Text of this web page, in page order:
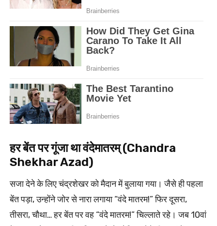
हर बेंत पर गूंजा था वंदेमातरम् (Chandra
Shekhar Azad)
सजा देने के लिए चंद्रशेखर को मैदान में बुलाया गया। जैसे ही पहला
बेंत पड़ा, उन्होंने जोर से नारा लगाया “वंदे मातरम!” फिर दूसरा,
तीसरा, चौथा… हर बेंत पर वह “वंदे मातरम!” चिल्लाते रहे। जब 10वां